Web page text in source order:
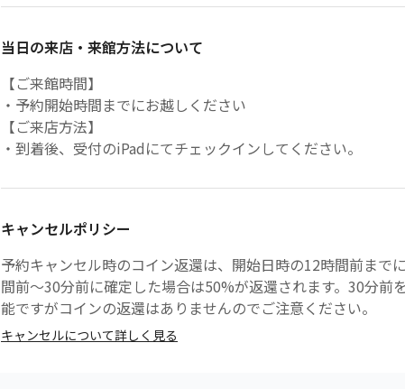
当日の来店・来館方法について
【ご来館時間】
・予約開始時間までにお越しください
【ご来店方法】
・到着後、受付のiPadにてチェックインしてください。
キャンセルポリシー
予約キャンセル時のコイン返還は、開始日時の12時間前まで
間前〜30分前に確定した場合は50%が返還されます。30分前
能ですがコインの返還はありませんのでご注意ください。
キャンセルについて詳しく見る